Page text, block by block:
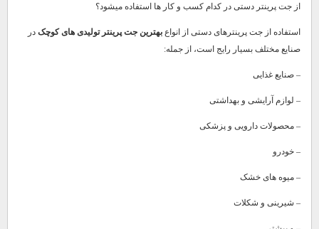
از جت پرینتر دستی در کدام کسب و کار ها استفاده میشود؟
استفاده از جت پرینترهای دستی از انواع بهترین جت پرینتر تولیدی های کوچک در
صنایع مختلف بسیار رایج است، از جمله:
– صنایع غذایی
– لوازم آرایشی و بهداشتی
– محصولات دارویی و پزشکی
– خودرو
– میوه های خشک
– شیرینی و شکلات